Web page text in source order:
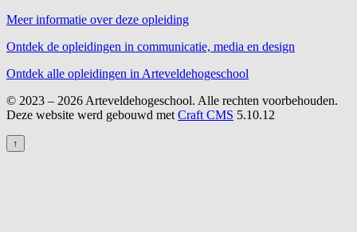
Meer informatie over deze opleiding
Ontdek de opleidingen in communicatie, media en design
Ontdek alle opleidingen in Arteveldehogeschool
© 2023 – 2026 Arteveldehogeschool. Alle rechten voorbehouden.
Deze website werd gebouwd met Craft CMS 5.10.12
↑